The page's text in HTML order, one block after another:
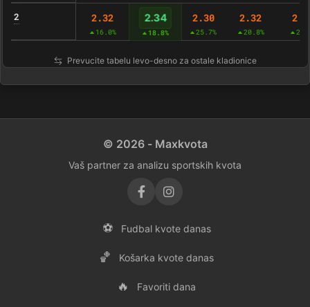
2 2.32
16.0%
2.34
18.8%
2.30
25.7%
2.32
20.8%
Prevucite tabelu levo-desno za ostale kladionice
© 2026 - Maxkvota
Vaš partner za analizu sportskih kvota
⚽ Fudbal kvote danas
🏀 Košarka kvote danas
🔥 Favoriti dana